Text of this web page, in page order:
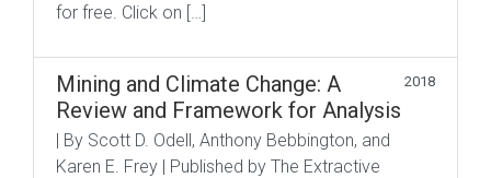
for free. Click on […]
Mining and Climate Change: A
Review and Framework for Analysis
2018
| By Scott D. Odell, Anthony Bebbington, and
Karen E. Frey | Published by The Extractive